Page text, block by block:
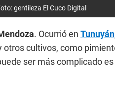
gentileza El Cuco Digital
. Ocurrió en Tunuyán
otros cultivos, como
ser más complicado es